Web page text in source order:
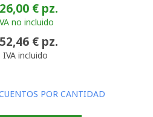
€ pz.
no incluido
€ pz.
IVA incluido
POR CANTIDAD